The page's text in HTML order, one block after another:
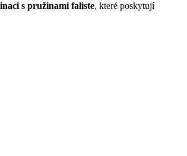
s pružinami faliste, které poskytují